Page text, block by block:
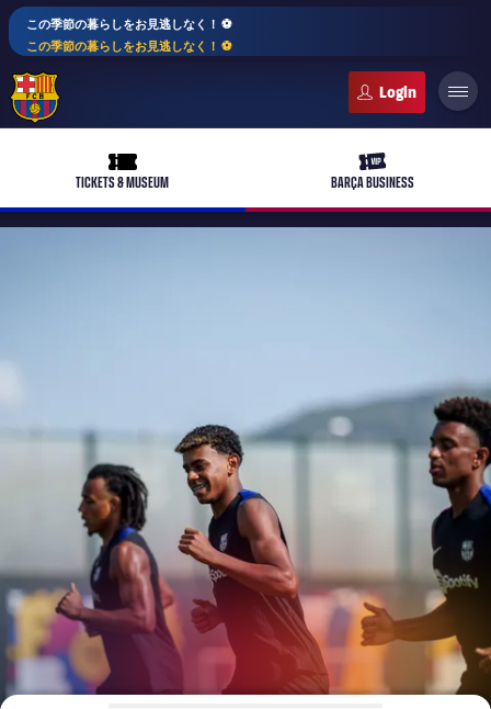
この季節の暮らしをお見逃しなく！ ⚽️
この季節の暮らしをお見逃しなく！ ⚽️
ticket-full
TICKETS & MUSEUM
ticket-vip
BARÇA BUSINESS
plusicon
label.aria.plus
10年毎
会長
レジェンド
監督
plusicon
label.aria.plus
プレスパス
Facilities
スケジュール
チケット
結果
順位表
バルサAtlètic
plusicon
label.aria.plus
スケジュール
チケット
結果
順位表
PLUSICON
LABEL.ARIA.PLUS
トップチーム
plusicon
label.aria.plus
スケジュール
チケット
PLUSICON
LABEL.ARIA.PLUS
トップチーム